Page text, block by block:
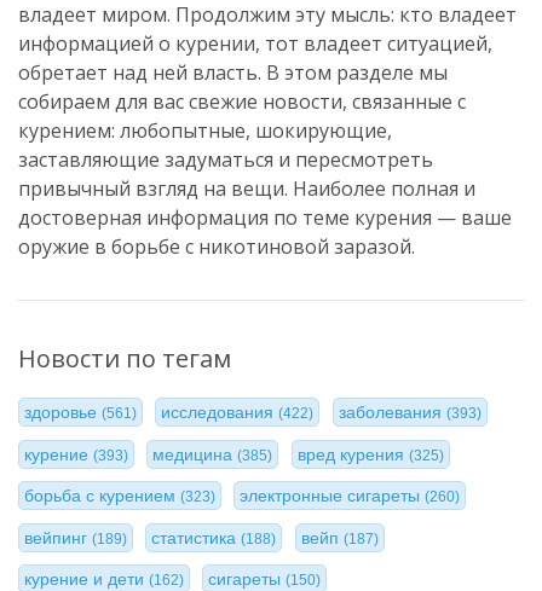
владеет миром. Продолжим эту мысль: кто владеет
информацией о курении, тот владеет ситуацией,
обретает над ней власть. В этом разделе мы
собираем для вас свежие новости, связанные с
курением: любопытные, шокирующие,
заставляющие задуматься и пересмотреть
привычный взгляд на вещи. Наиболее полная и
достоверная информация по теме курения — ваше
оружие в борьбе с никотиновой заразой.
Новости по тегам
здоровье (561) исследования(422) заболевания (393)
курение (393) медицина(385) вред курения (325)
борьба с курением (323) электронные сигареты(260)
вейпинг (189) статистика(188) вейп (187)
курение и дети (162) сигареты(150)